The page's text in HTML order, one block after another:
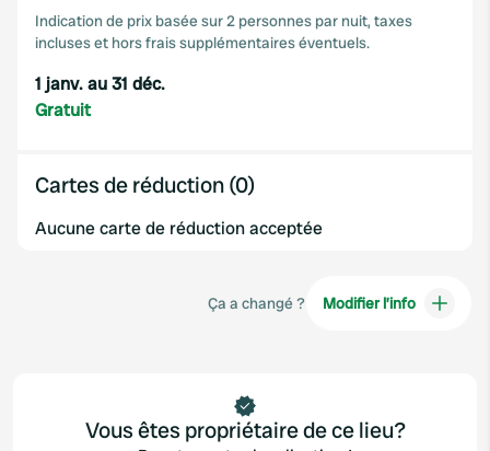
Indication de prix basée sur 2 personnes par nuit, taxes
incluses et hors frais supplémentaires éventuels.
1 janv. au 31 déc.
Gratuit
Cartes de réduction (0)
Aucune carte de réduction acceptée
Ça a changé ? Modifier l’info
Vous êtes propriétaire de ce lieu?